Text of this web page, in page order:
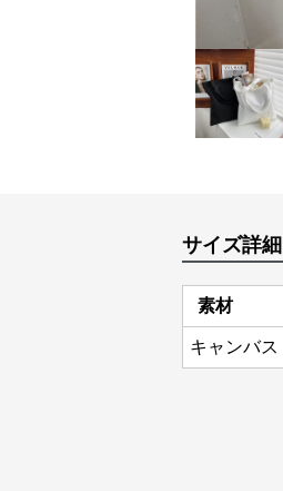
サイズ詳細
素材
キャンバス